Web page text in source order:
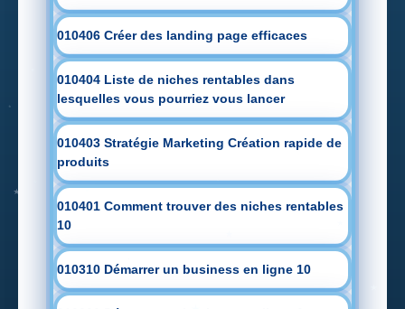
010406 Créer des landing page efficaces
010404 Liste de niches rentables dans
lesquelles vous pourriez vous lancer
010403 Stratégie Marketing Création rapide de
produits
010401 Comment trouver des niches rentables
10
010310 Démarrer un business en ligne 10